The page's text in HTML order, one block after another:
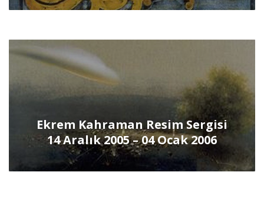
Ekrem Kahraman Resim Sergisi
14 Aralık 2005 – 04 Ocak 2006